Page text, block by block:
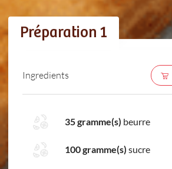
Préparation 1
Ingredients
35 gramme(s) beurre
100 gramme(s) sucre